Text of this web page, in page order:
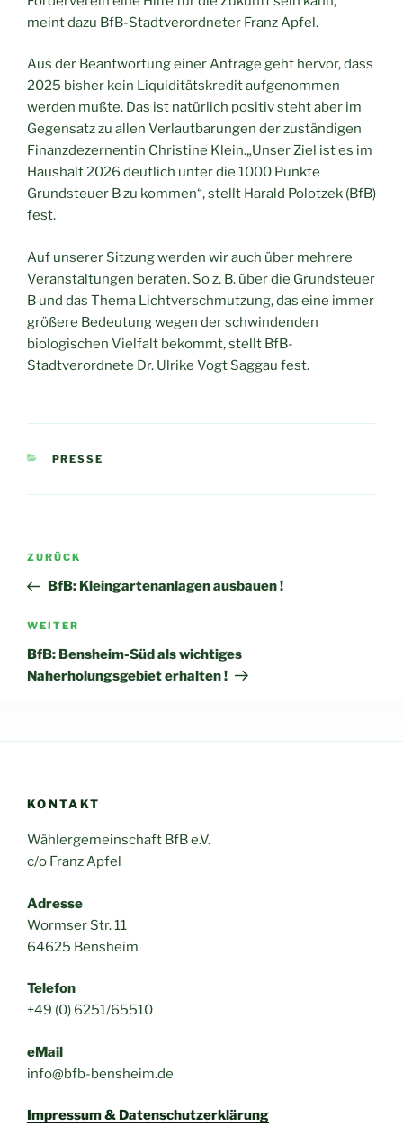
meint dazu BfB-Stadtverordneter Franz Apfel.
Aus der Beantwortung einer Anfrage geht hervor, dass
2025 bisher kein Liquiditätskredit aufgenommen
werden mußte. Das ist natürlich positiv steht aber im
Gegensatz zu allen Verlautbarungen der zuständigen
Finanzdezernentin Christine Klein.„Unser Ziel ist es im
Haushalt 2026 deutlich unter die 1000 Punkte
Grundsteuer B zu kommen“, stellt Harald Polotzek (BfB)
fest.
Auf unserer Sitzung werden wir auch über mehrere
Veranstaltungen beraten. So z. B. über die Grundsteuer
B und das Thema Lichtverschmutzung, das eine immer
größere Bedeutung wegen der schwindenden
biologischen Vielfalt bekommt, stellt BfB-
Stadtverordnete Dr. Ulrike Vogt Saggau fest.
KATEGORIEN
PRESSE
Beitragsnavigation
Vorheriger
Beitrag
ZURÜCK
BfB: Kleingartenanlagen ausbauen !
Nächster
Beitrag
WEITER
BfB: Bensheim-Süd als wichtiges
Naherholungsgebiet erhalten !
KONTAKT
Wählergemeinschaft BfB e.V.
c/o Franz Apfel
Adresse
Wormser Str. 11
64625 Bensheim
Telefon
+49 (0) 6251/65510
eMail
info@bfb-bensheim.de
Impressum & Datenschutzerklärung